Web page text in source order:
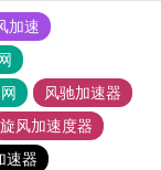
加速
风驰加速器
旋风加速度器
速器